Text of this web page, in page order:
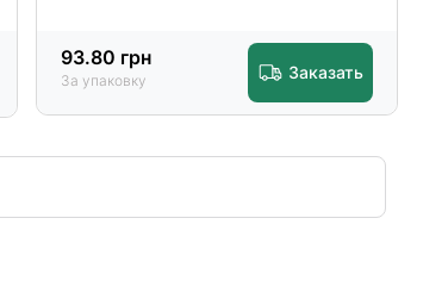
93.80 грн
За упаковку Заказать